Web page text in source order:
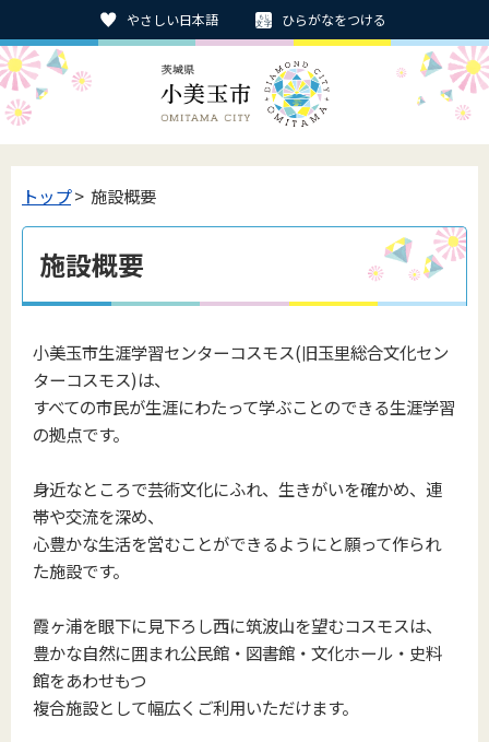
やさしい日本語 ひらがなをつける
トップ> 施設概要
施設概要
小美玉市生涯学習センターコスモス(旧玉里総合文化セン
ターコスモス)は、
すべての市民が生涯にわたって学ぶことのできる生涯学習
の拠点です。
身近なところで芸術文化にふれ、生きがいを確かめ、連
帯や交流を深め、
心豊かな生活を営むことができるようにと願って作られ
た施設です。
霞ヶ浦を眼下に見下ろし西に筑波山を望むコスモスは、
豊かな自然に囲まれ公民館・図書館・文化ホール・史料
館をあわせもつ
複合施設として幅広くご利用いただけます。